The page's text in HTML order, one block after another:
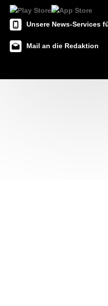
Unsere News-Services
Mail an die Redaktion